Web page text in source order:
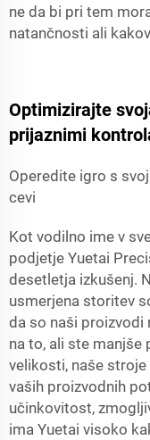
ne da bi pri tem
natančnosti ali
Optimizirajte
prijaznimi
Operedite igro s
cevi
Kot vodilno ime v
podjetje Yuetai
desetletja izkušenj.
usmerjena storitev
da so naši proizvodi
na to, ali ste
velikosti, naše
vaših proizvodnih
učinkovitost,
ima Yuetai visoko